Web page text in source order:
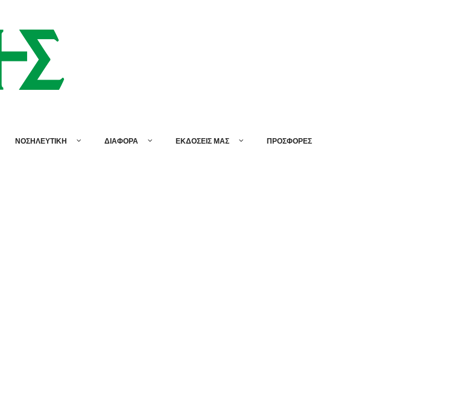
ΝΟΣΗΛΕΥΤΙΚΗ ΔΙΑΦΟΡΑ ΕΚΔΟΣΕΙΣ ΜΑΣ ΠΡΟΣΦΟΡΕΣ